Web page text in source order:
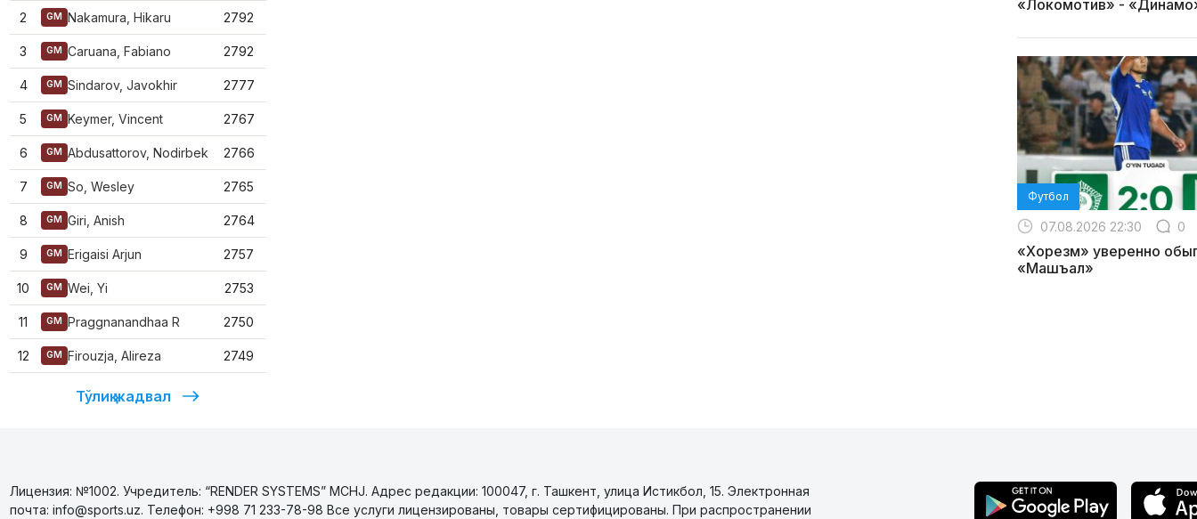
2 GM Nakamura, Hikaru 2792
3 GM Caruana, Fabiano 2792
4 GM Sindarov, Javokhir 2777
5 GM Keymer, Vincent 2767
6 GM Abdusattorov, Nodirbek 2766
7 GM So, Wesley 2765
8 GM Giri, Anish 2764
9 GM Erigaisi Arjun 2757
10 GM Wei, Yi 2753
11 GM Praggnanandhaa R 2750
12 GM Firouzja, Alireza 2749
Тўлиқ жадвал
«Локомотив» -
Футбол
07.08.2026 22:30 0
«Хорезм» уверенно
«Машъал»
Лицензия: №1002. Учредитель: “RENDER SYSTEMS” MCHJ. Адрес редакции: 100047, г. Ташкент, улица Истикбол, 15. Электронная
почта: info@sports.uz. Телефон: +998 71 233-78-98 Все услуги лицензированы, товары сертифицированы. При распространении